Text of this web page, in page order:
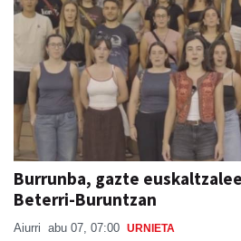
Burrunba, gazte
Beterri-Buruntzan
Aiurri abu 07, 07:00 URNIETA